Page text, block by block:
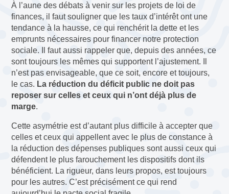
À l’aune des débats à venir sur les projets de loi de
finances, il faut souligner que les taux d’intérêt ont une
tendance à la hausse, ce qui renchérit la dette et les
emprunts nécessaires pour financer notre protection
sociale. Il faut aussi rappeler que, depuis des années, ce
sont toujours les mêmes qui supportent l’ajustement. Il
n’est pas envisageable, que ce soit, encore et toujours,
le cas. La réduction du déficit public ne doit pas
reposer sur celles et ceux qui n’ont déjà plus de
marge.
Cette asymétrie est d’autant plus difficile à accepter que
celles et ceux qui appellent avec le plus de constance à
la réduction des dépenses publiques sont aussi ceux qui
défendent le plus farouchement les dispositifs dont ils
bénéficient. La rigueur, dans leurs propos, est toujours
pour les autres. C’est précisément ce qui rend